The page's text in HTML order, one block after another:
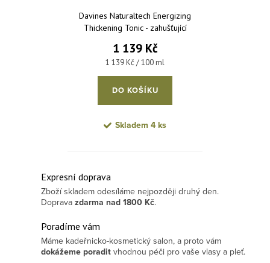
Davines Naturaltech Energizing
Thickening Tonic - zahušťující
vlasů 100 ml
1 139 Kč
Měrná cena:
1 139 Kč / 100 ml
DO KOŠÍKU
Skladem 4 ks
Ovládací prvky výpisu
Expresní doprava
Zboží skladem odesíláme nejpozději druhý den.
Doprava zdarma nad 1800 Kč.
Poradíme vám
Máme kadeřnicko-kosmetický salon, a proto vám
dokážeme poradit vhodnou péči pro vaše vlasy a pleť.